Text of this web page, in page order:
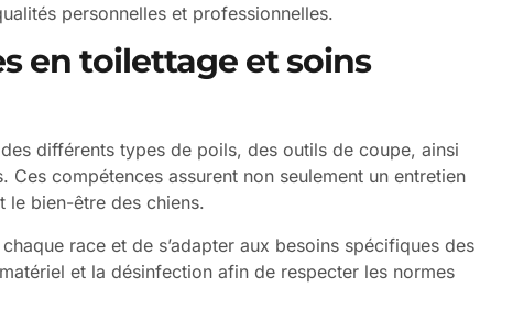
personnelles et professionnelles.
en toilettage et soins
différents types de poils, des outils de coupe, ainsi
compétences assurent non seulement un entretien
le bien-être des chiens.
race et de s’adapter aux besoins spécifiques des
et la désinfection afin de respecter les normes